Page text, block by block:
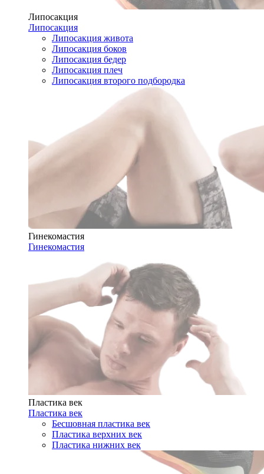
Липосакция
Липосакция
Липосакция живота
Липосакция боков
Липосакция бедер
Липосакция плеч
Липосакция второго подбородка
Гинекомастия
Гинекомастия
Пластика век
Пластика век
Бесшовная пластика век
Пластика верхних век
Пластика нижних век